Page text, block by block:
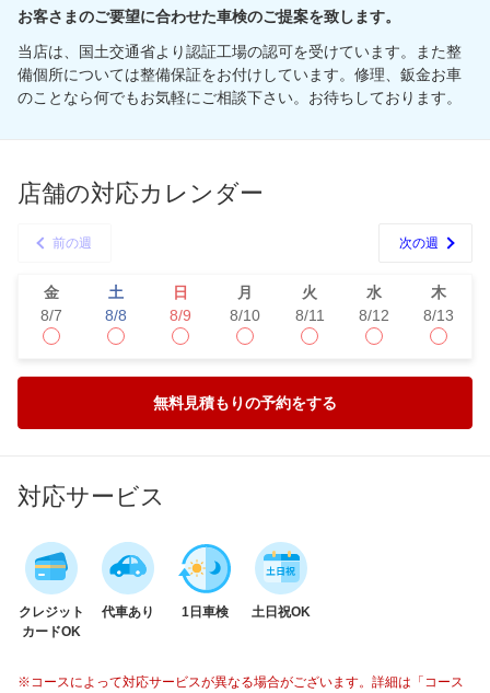
お客さまのご要望に合わせた車検のご提案を致します。
当店は、国土交通省より認証工場の認可を受けています。また整
備個所については整備保証をお付けしています。修理、鈑金お車
のことなら何でもお気軽にご相談下さい。お待ちしております。
店舗の対応カレンダー
前の週 次の週
金
8/7
土
8/8
日
8/9
月
8/10
火
8/11
水
8/12
木
8/13
無料見積もりの予約をする
対応サービス
クレジット
カードOK
代車あり 1日車検 土日祝OK
※コースによって対応サービスが異なる場合がございます。詳細は「コース